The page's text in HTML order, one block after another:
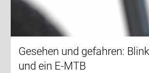
Gesehen und gefahren:
und ein E-MTB